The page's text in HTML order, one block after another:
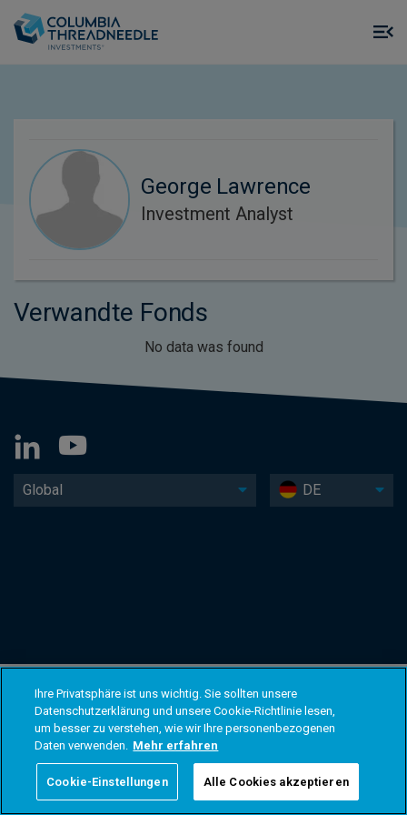
George Lawrence
Investment Analyst
Verwandte Fonds
No data was found
Global DE
Ihre Privatsphäre ist uns wichtig. Sie sollten unsere
Datenschutzerklärung und unsere Cookie-Richtlinie lesen,
um besser zu verstehen, wie wir Ihre personenbezogenen
Daten verwenden. Mehr erfahren
Cookie-Einstellungen Alle Cookies akzeptieren